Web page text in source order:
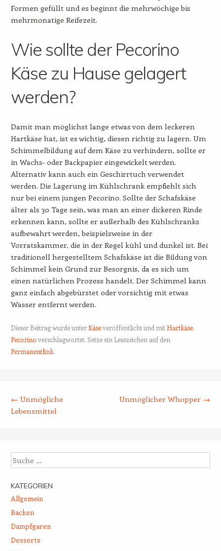
Formen gefüllt und es beginnt die mehrwöchige bis
mehrmonatige Reifezeit.
Wie sollte der Pecorino
Käse zu Hause gelagert
werden?
Damit man möglichst lange etwas von dem leckeren
Hartkäse hat, ist es wichtig, diesen richtig zu lagern. Um
Schimmelbildung auf dem Käse zu verhindern, sollte er
in Wachs- oder Backpapier eingewickelt werden.
Alternativ kann auch ein Geschirrtuch verwendet
werden. Die Lagerung im Kühlschrank empfiehlt sich
nur bei einem jungen Pecorino. Sollte der Schafskäse
älter als 30 Tage sein, was man an einer dickeren Rinde
erkennen kann, sollte er außerhalb des Kühlschranks
aufbewahrt werden, beispielsweise in der
Vorratskammer, die in der Regel kühl und dunkel ist. Bei
traditionell hergestelltem Schafskäse ist die Bildung von
Schimmel kein Grund zur Besorgnis, da es sich um
einen natürlichen Prozess handelt. Der Schimmel kann
ganz einfach abgebürstet oder vorsichtig mit etwas
Wasser entfernt werden.
Dieser Beitrag wurde unterKäseveröffentlicht und mitHartkäse,
Pecorino verschlagwortet. Setze ein Lesezeichen auf den
Permanentlink.
← Unmögliche
Lebensmittel
Unmöglicher Whopper →
Suche
KATEGORIEN
Allgemein
Backen
Dampfgaren
Desserts